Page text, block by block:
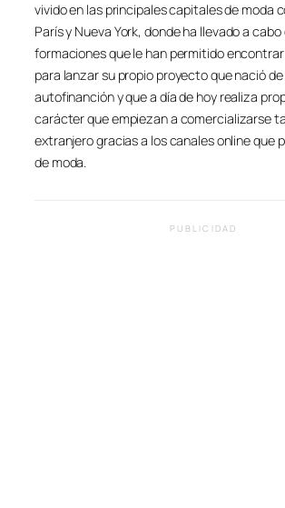
vivido en las principales capitales de moda
París y Nueva York, donde ha llevado a
formaciones que le han permitido
para lanzar su propio proyecto que nació de
autofinanción y que a día de hoy realiza
carácter que empiezan a comercializarse
extranjero gracias a los canales online que
de moda.
PUBLICIDAD